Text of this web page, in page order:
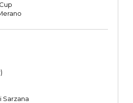
Sarzana